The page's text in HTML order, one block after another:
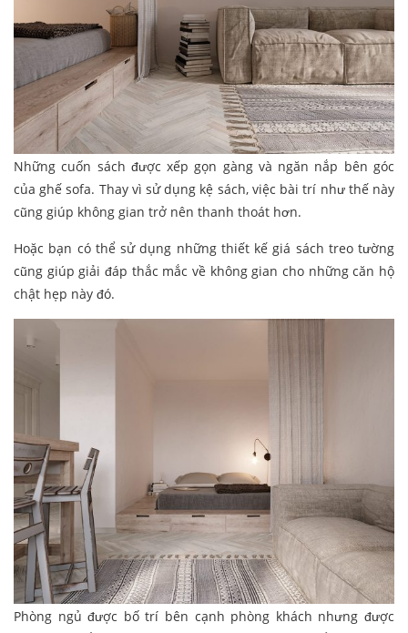
Những cuốn sách được xếp gọn gàng và ngăn nắp bên góc
của ghế sofa. Thay vì sử dụng kệ sách, việc bài trí như thế này
cũng giúp không gian trở nên thanh thoát hơn.
Hoặc bạn có thể sử dụng những thiết kế giá sách treo tường
cũng giúp giải đáp thắc mắc về không gian cho những căn hộ
chật hẹp này đó.
Phòng ngủ được bố trí bên cạnh phòng khách nhưng được